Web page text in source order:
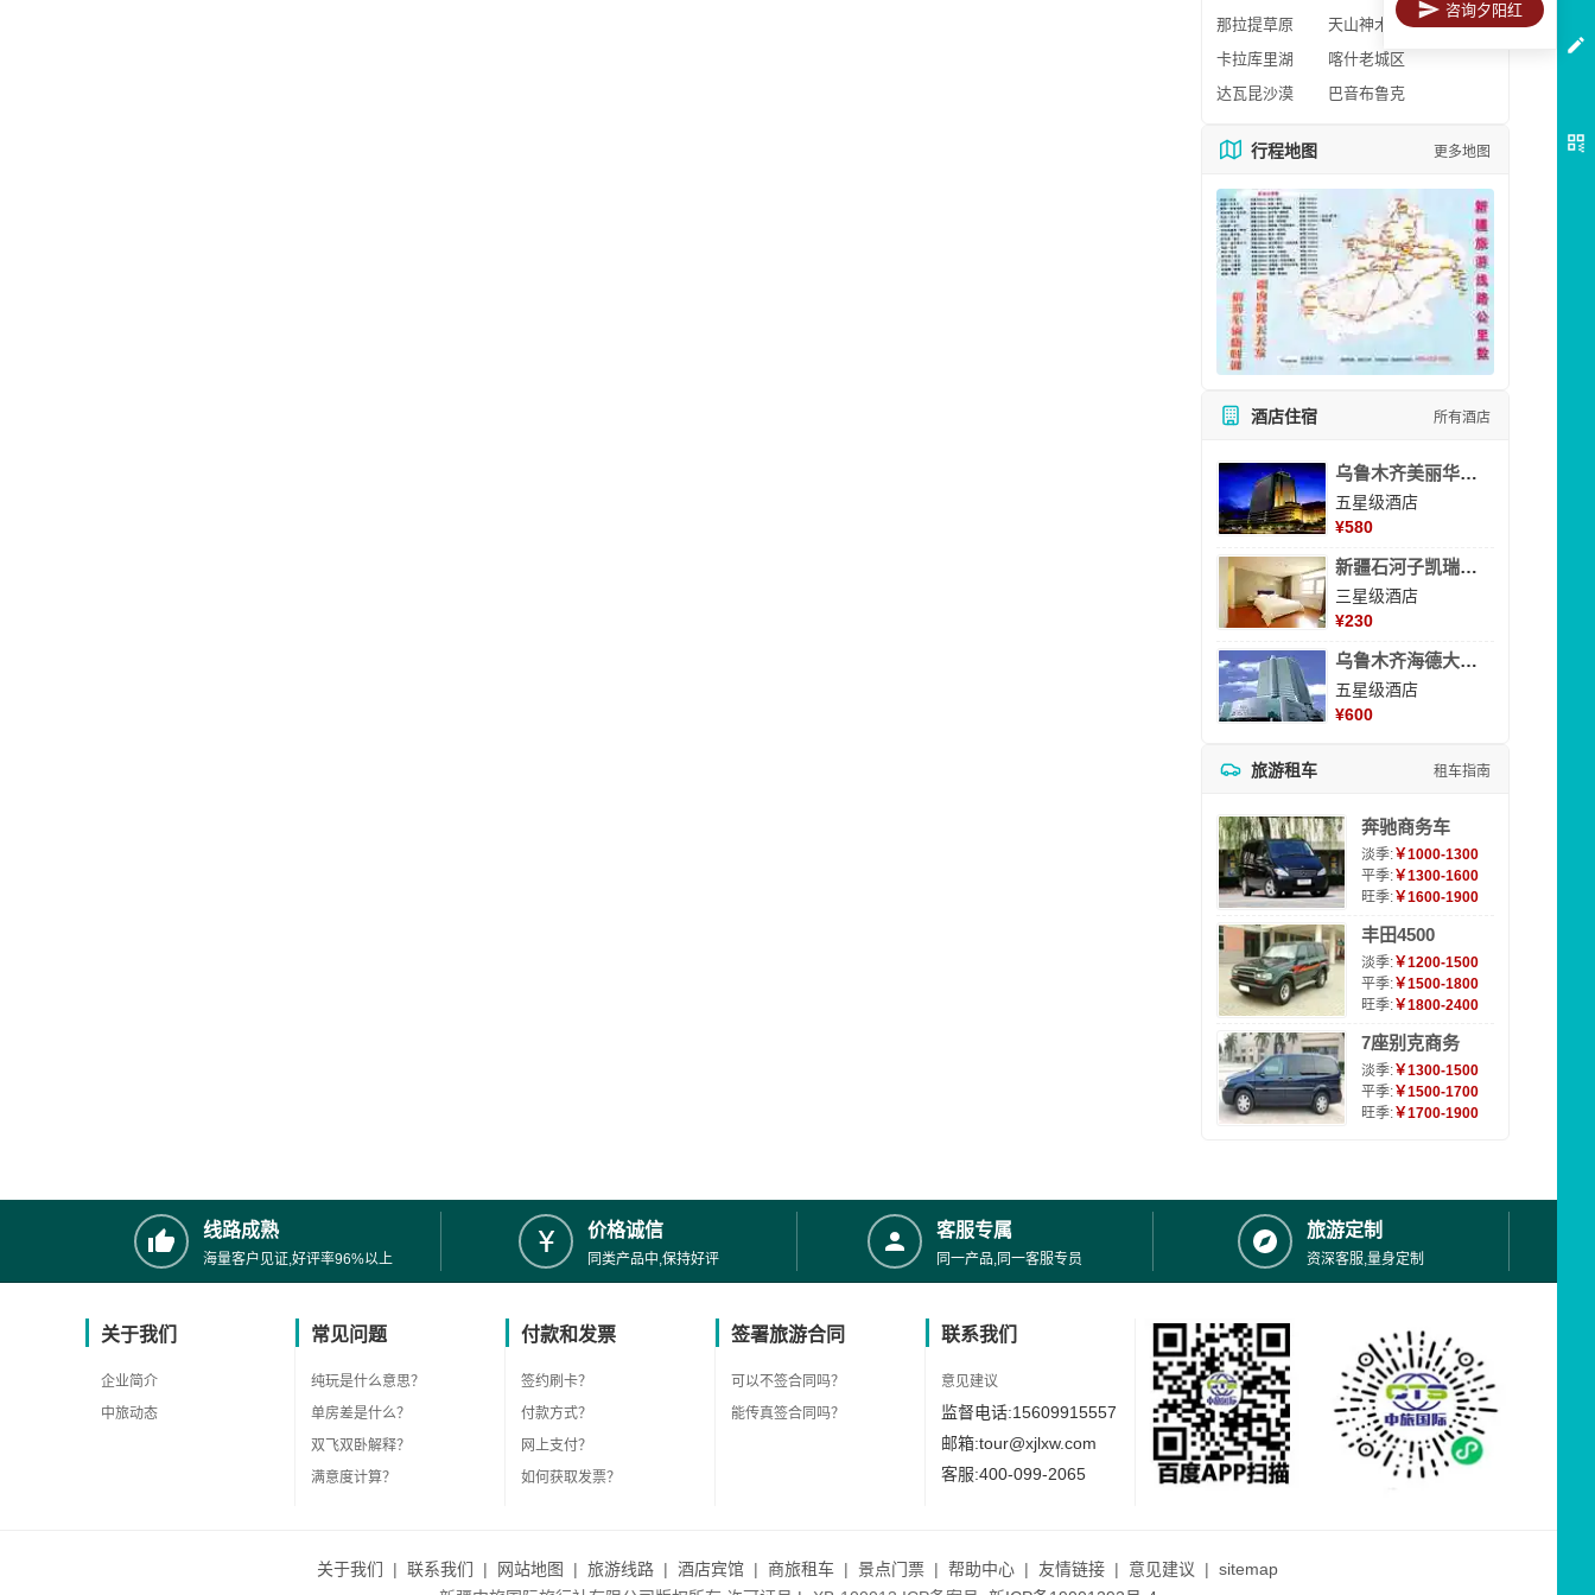
那拉提草原
天山神木园
卡拉库里湖
喀什老城区
达瓦昆沙漠
巴音布鲁克
行程地图 更多地图
酒店住宿 所有酒店
乌鲁木齐美丽华大酒
五星级酒店
¥580
新疆石河子凯瑞酒店
三星级酒店
¥230
乌鲁木齐海德大酒店
五星级酒店
¥600
旅游租车 租车指南
奔驰商务车
淡季:￥1000-1300
平季:￥1300-1600
旺季:￥1600-1900
丰田4500
淡季:￥1200-1500
平季:￥1500-1800
旺季:￥1800-2400
7座别克商务
淡季:￥1300-1500
平季:￥1500-1700
旺季:￥1700-1900
线路成熟
海量客户见证,好评率96%以上
价格诚信
同类产品中,保持好评
客服专属
同一产品,同一客服专员
旅游定制
资深客服,量身定制
关于我们
企业简介
中旅动态
常见问题
纯玩是什么意思？
单房差是什么？
双飞双卧解释？
满意度计算？
付款和发票
签约刷卡？
付款方式？
网上支付？
如何获取发票？
签署旅游合同
可以不签合同吗？
能传真签合同吗？
联系我们
意见建议
监督电话:15609915557
邮箱:tour@xjlxw.com
客服:400-099-2065
关于我们 | 联系我们 | 网站地图 | 旅游线路 | 酒店宾馆 | 商旅租车 | 景点门票 | 帮助中心 | 友情链接 | 意见建议 | sitemap
咨询夕阳红